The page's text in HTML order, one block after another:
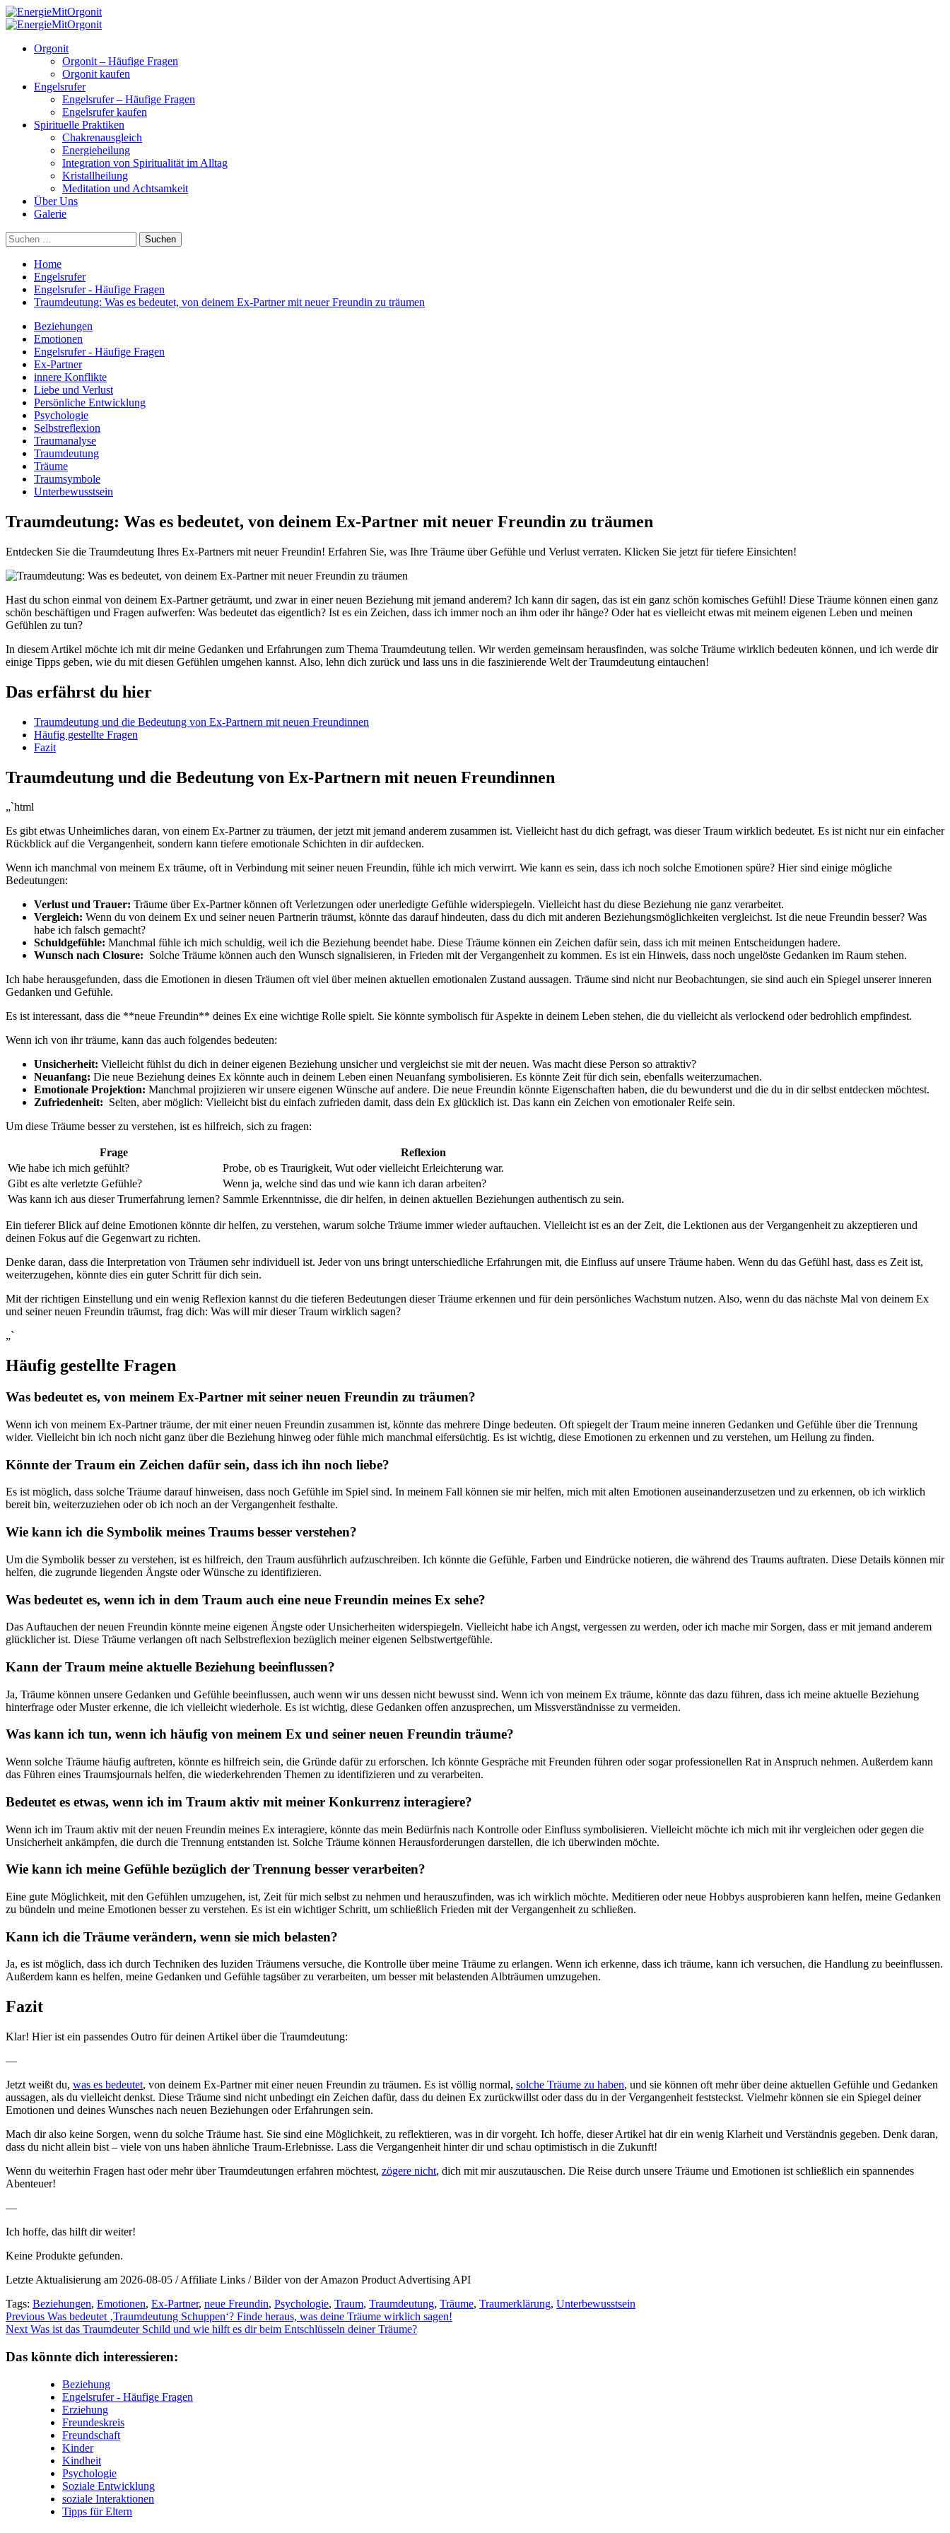
Skip
to
Primary
Orgonit
Orgonit – Häufige Fragen
Orgonit kaufen
Engelsrufer
Engelsrufer – Häufige Fragen
Engelsrufer kaufen
Spirituelle Praktiken
Chakrenausgleich
Energieheilung
Integration von Spiritualität im Alltag
Kristallheilung
Meditation und Achtsamkeit
Über Uns
Galerie
Suchen
nach:
Home
Engelsrufer
Engelsrufer - Häufige Fragen
Traumdeutung: Was es bedeutet, von deinem Ex-Partner mit neuer Freundin zu träumen
Beziehungen
Emotionen
Engelsrufer - Häufige Fragen
Ex-Partner
innere Konflikte
Liebe und Verlust
Persönliche Entwicklung
Psychologie
Selbstreflexion
Traumanalyse
Traumdeutung
Träume
Traumsymbole
Unterbewusstsein
Traumdeutung: Was es bedeutet, von deinem Ex-Partner mit neuer Freundin zu träumen
Entdecken Sie die Traumdeutung Ihres Ex-Partners mit neuer Freundin! Erfahren Sie, was Ihre Träume über Gefühle und Verlust verraten. Klicken Sie jetzt für tiefere Einsichten!
Hast du schon einmal von deinem Ex-Partner geträumt,​ und ‌zwar in einer​ neuen‌ Beziehung​ mit jemand anderem? Ich kann dir‌ sagen, ⁢das ‌ist ein ganz schön komisches Gefühl! Diese Träume können ​einen ganz
schön beschäftigen und Fragen aufwerfen: Was bedeutet das eigentlich? Ist es ein Zeichen, dass ich immer noch an ihm oder⁢ ihr hänge? Oder hat es‌ vielleicht etwas mit ​meinem eigenen Leben⁤ und​ meinen
Gefühlen zu tun?
In⁤ diesem Artikel möchte ich mit dir meine ‍Gedanken und Erfahrungen zum ‌Thema‍ Traumdeutung teilen. Wir werden⁣ gemeinsam herausfinden, was solche Träume ⁢wirklich ⁤bedeuten können, und ich werde dir⁣
einige Tipps geben, ⁢wie du mit diesen Gefühlen​ umgehen kannst. Also, lehn ‌dich zurück und lass uns in die faszinierende Welt der Traumdeutung ‌eintauchen!
Das erfährst du‌ hier
Traumdeutung​ und die Bedeutung⁣ von Ex-Partnern⁢ mit neuen ‌Freundinnen
Häufig gestellte ​Fragen
Fazit
Traumdeutung‌ und die⁢ Bedeutung von Ex-Partnern mit neuen Freundinnen
„`html
Es ⁢gibt etwas Unheimliches daran, von einem Ex-Partner zu träumen, der jetzt mit ⁣jemand anderem ⁣zusammen ist.‍ Vielleicht hast du⁢ dich⁤ gefragt, was dieser Traum ‍wirklich bedeutet. Es ist nicht nur ​ein einfacher
Rückblick auf die Vergangenheit, sondern kann tiefere emotionale Schichten⁢ in‌ dir aufdecken.
Wenn‍ ich manchmal von meinem⁤ Ex träume,‌ oft in Verbindung mit seiner neuen Freundin, fühle⁣ ich mich verwirrt. Wie kann es sein, dass ich noch solche Emotionen spüre? ⁣Hier sind einige mögliche
Bedeutungen:
Verlust und Trauer: Träume über Ex-Partner können oft Verletzungen oder​ unerledigte Gefühle widerspiegeln. Vielleicht hast du diese⁣ Beziehung nie ganz verarbeitet.
Vergleich: Wenn‍ du von deinem ‌Ex und seiner neuen Partnerin‍ träumst, könnte das darauf hindeuten, dass du dich mit anderen Beziehungsmöglichkeiten vergleichst. Ist die neue Freundin besser? Was‌
habe ich falsch gemacht?
Schuldgefühle: Manchmal‍ fühle ich mich schuldig, weil‍ ich die Beziehung beendet ⁣habe. Diese Träume können ein Zeichen ⁢dafür sein, dass ich mit meinen Entscheidungen hadere.
Wunsch nach Closure: ⁣ Solche Träume können auch den Wunsch ⁤signalisieren, in Frieden mit ⁣der Vergangenheit ‌zu kommen. Es ist ein Hinweis, dass noch ungelöste Gedanken im Raum stehen.
Ich habe herausgefunden, dass die Emotionen in⁤ diesen Träumen oft ⁢viel‌ über ‍meinen aktuellen emotionalen Zustand aussagen. Träume sind nicht nur Beobachtungen, sie sind auch ein Spiegel unserer inneren
Gedanken und Gefühle.
Es‌ ist interessant, dass die **neue Freundin**‌ deines Ex eine ​wichtige Rolle spielt. Sie könnte symbolisch für Aspekte in⁤ deinem Leben stehen, die du ⁢vielleicht als verlockend oder⁣ bedrohlich empfindest.
Wenn ich von ihr träume, kann das auch folgendes bedeuten:
Unsicherheit: ‌Vielleicht fühlst du dich in​ deiner eigenen⁢ Beziehung unsicher und vergleichst sie mit der neuen. Was macht diese Person so attraktiv?
Neuanfang: Die neue Beziehung deines⁤ Ex​ könnte auch in​ deinem Leben einen Neuanfang symbolisieren. Es könnte Zeit für dich sein, ebenfalls⁢ weiterzumachen.
Emotionale‌ Projektion: Manchmal⁤ projizieren wir unsere eigenen Wünsche auf andere. Die neue Freundin könnte Eigenschaften haben, die du bewunderst und die du in dir selbst entdecken möchtest.
Zufriedenheit: ‍ Selten, aber möglich: Vielleicht bist du ‍einfach zufrieden damit, dass ⁣dein Ex glücklich ist. Das kann ein Zeichen ‌von emotionaler Reife sein.
Um diese‍ Träume ​besser zu verstehen, ist es hilfreich, sich zu ​fragen:
Frage
Reflexion
Wie habe ich mich gefühlt?
Probe, ob es⁤ Traurigkeit, Wut oder vielleicht Erleichterung ⁣war.
Gibt es alte verletzte ⁢Gefühle?
Wenn ⁣ja, welche ⁣sind das und wie‌ kann ich daran​ arbeiten?
Was kann ich aus ​dieser Trumerfahrung lernen? Sammle Erkenntnisse,‍ die dir helfen, in deinen aktuellen Beziehungen authentisch zu sein.
Ein ‍tieferer Blick auf deine Emotionen könnte dir helfen, zu verstehen, warum solche Träume immer⁤ wieder auftauchen. Vielleicht ⁢ist es‌ an der Zeit, die Lektionen‍ aus der​ Vergangenheit zu akzeptieren und‌
deinen Fokus auf die Gegenwart⁣ zu ‌richten.
Denke daran, dass die Interpretation von Träumen sehr individuell ist. Jeder von uns bringt unterschiedliche Erfahrungen mit, die Einfluss auf unsere Träume haben. Wenn du das Gefühl hast, dass es Zeit ist,
⁤weiterzugehen, könnte dies ein guter ‍Schritt für dich sein.
Mit der richtigen Einstellung⁤ und ein wenig Reflexion kannst du die tieferen Bedeutungen dieser‌ Träume erkennen und für dein persönliches Wachstum nutzen. ‌Also, wenn⁣ du ⁢das nächste Mal von‍ deinem Ex
und seiner⁢ neuen Freundin träumst, frag dich: ⁤Was will mir dieser Traum wirklich sagen?
„`​
Häufig ‍gestellte Fragen
Was bedeutet es, von meinem⁤ Ex-Partner mit seiner neuen​ Freundin‍ zu träumen?
Wenn ich von meinem Ex-Partner träume, der mit‍ einer neuen Freundin zusammen ist, könnte ​das mehrere Dinge ‍bedeuten. Oft spiegelt der⁤ Traum meine inneren Gedanken​ und Gefühle über die Trennung
wider.⁣ Vielleicht bin ich noch​ nicht ‍ganz über⁣ die Beziehung hinweg oder fühle mich ⁣manchmal eifersüchtig. Es ist wichtig, ‍diese Emotionen zu⁢ erkennen und‍ zu verstehen, um ⁢Heilung zu finden.
Könnte der Traum ein Zeichen dafür⁣ sein, dass ‍ich ihn noch‌ liebe?
Es ist möglich, ‍dass solche​ Träume darauf hinweisen, dass noch Gefühle im‌ Spiel sind. ‍In meinem Fall können sie ⁣mir helfen, mich mit alten Emotionen auseinanderzusetzen und zu erkennen, ob ich wirklich
bereit bin, weiterzuziehen oder ob⁤ ich⁢ noch an der Vergangenheit festhalte.
Wie kann ich die Symbolik meines Traums besser verstehen?
Um die Symbolik besser zu verstehen, ist es hilfreich, den Traum⁣ ausführlich ⁣aufzuschreiben.‌ Ich könnte die Gefühle, Farben und ​Eindrücke notieren, die ‍während des Traums auftraten. Diese Details können⁤ mir
helfen, die zugrunde liegenden Ängste oder Wünsche zu⁢ identifizieren.
Was bedeutet ​es, wenn ich​ in ⁣dem Traum auch‍ eine neue Freundin‍ meines Ex sehe?
Das Auftauchen‌ der neuen Freundin ‌könnte ⁢meine eigenen Ängste oder Unsicherheiten widerspiegeln. Vielleicht habe ich Angst, vergessen ‌zu werden, oder ich mache mir Sorgen, dass er mit jemand anderem‌
glücklicher ist. Diese ⁤Träume verlangen oft nach Selbstreflexion bezüglich meiner eigenen ‌Selbstwertgefühle.
Kann der⁣ Traum ⁤meine​ aktuelle Beziehung beeinflussen?
Ja,⁢ Träume können unsere Gedanken und ​Gefühle beeinflussen, auch wenn wir ‌uns dessen nicht bewusst ‍sind. Wenn ich von meinem‌ Ex träume, ⁢könnte das‌ dazu führen, dass ich meine aktuelle‌ Beziehung
hinterfrage​ oder Muster erkenne,‍ die ich vielleicht wiederhole. Es ist wichtig, diese ⁤Gedanken offen anzusprechen, ⁤um Missverständnisse zu vermeiden.
Was kann‍ ich tun, wenn ich häufig von meinem Ex und ⁤seiner neuen Freundin träume?
Wenn solche Träume⁤ häufig auftreten, könnte es hilfreich ⁣sein, ‍die Gründe dafür zu ⁣erforschen. Ich ⁣könnte Gespräche ⁢mit Freunden führen oder sogar professionellen​ Rat in Anspruch nehmen. Außerdem kann
das⁤ Führen eines Traumsjournals helfen, die wiederkehrenden Themen zu identifizieren und zu verarbeiten.
Bedeutet es etwas, wenn ich im⁣ Traum aktiv⁣ mit meiner Konkurrenz ‌interagiere?
Wenn⁢ ich im Traum aktiv mit der neuen Freundin meines Ex interagiere, könnte das mein Bedürfnis nach⁣ Kontrolle oder‍ Einfluss ⁢symbolisieren. Vielleicht möchte ich mich mit ihr vergleichen oder gegen die
Unsicherheit ankämpfen, die durch die Trennung ​entstanden ist. ‌Solche Träume können Herausforderungen ‍darstellen, die ⁤ich überwinden möchte.
Wie kann ich meine ⁣Gefühle bezüglich der Trennung besser verarbeiten?
Eine gute Möglichkeit, mit den Gefühlen umzugehen, ist, Zeit für mich selbst zu nehmen und herauszufinden,⁣ was ich wirklich möchte. ⁢Meditieren oder neue Hobbys ausprobieren kann helfen, meine⁣ Gedanken
zu bündeln und meine Emotionen besser zu verstehen. Es ist ein wichtiger Schritt, um schließlich Frieden mit der​ Vergangenheit zu​ schließen.
Kann ich die Träume⁣ verändern, wenn sie mich belasten?
Ja, es ist möglich, dass‍ ich durch Techniken des⁢ luziden Träumens versuche, ⁢die Kontrolle‌ über meine ⁢Träume ⁣zu erlangen. Wenn ich erkenne, dass ich träume,‍ kann ich‌ versuchen, ‌die Handlung​ zu beeinflussen.
Außerdem kann es helfen, meine‍ Gedanken und Gefühle ⁢tagsüber zu verarbeiten, um besser mit‌ belastenden Albträumen umzugehen. ‌
Fazit
Klar! Hier ist ein⁣ passendes Outro für deinen Artikel über die Traumdeutung:
—
Jetzt ⁤weißt du, was es bedeutet, von deinem‌ Ex-Partner mit einer ‍neuen Freundin zu träumen. Es ist völlig normal, solche Träume zu haben, und sie können oft mehr über‍ deine aktuellen Gefühle und Gedanken
‍aussagen, als du vielleicht denkst. Diese Träume sind nicht ⁣unbedingt ein Zeichen dafür,⁤ dass du deinen Ex zurückwillst oder dass⁣ du in der Vergangenheit feststeckst. Vielmehr können sie ein Spiegel deiner​
Emotionen und ⁣deines ‍Wunsches ⁤nach neuen Beziehungen oder Erfahrungen ⁢sein.
Mach dir also keine Sorgen, wenn du solche Träume‍ hast. Sie sind eine⁣ Möglichkeit, zu reflektieren, was in dir‌ vorgeht. Ich hoffe, dieser Artikel hat dir⁤ ein wenig ⁢Klarheit ‌und‍ Verständnis gegeben. Denk daran,
dass du nicht allein bist – viele ‌von⁢ uns haben ähnliche Traum-Erlebnisse. ‌Lass die​ Vergangenheit hinter dir und‌ schau optimistisch‍ in die Zukunft!
Wenn du weiterhin Fragen⁣ hast oder mehr über Traumdeutungen erfahren ⁤möchtest, zögere nicht, dich mit mir auszutauschen. Die Reise durch unsere Träume und Emotionen ist schließlich ein spannendes
Abenteuer!
—
Ich hoffe, das⁢ hilft dir weiter!
Keine Produkte gefunden.
Letzte Aktualisierung am 2026-08-05 / Affiliate Links / Bilder von der Amazon Product Advertising API
Tags: Beziehungen, Emotionen, Ex-Partner, neue Freundin, Psychologie, Traum, Traumdeutung, Träume, Traumerklärung, Unterbewusstsein
Continue
Reading
Previous Was bedeutet ‚Traumdeutung Schuppen‘? Finde heraus, was deine Träume wirklich sagen!
Next Was ist das Traumdeuter Schild und wie hilft es dir beim Entschlüsseln deiner Träume?
Das könnte dich interessieren:
Beziehung
Engelsrufer - Häufige Fragen
Erziehung
Freundeskreis
Freundschaft
Kinder
Kindheit
Psychologie
Soziale Entwicklung
soziale Interaktionen
Tipps für Eltern